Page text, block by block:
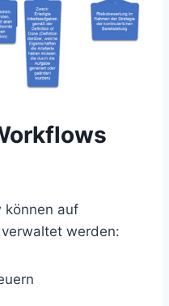
können auf
werden: